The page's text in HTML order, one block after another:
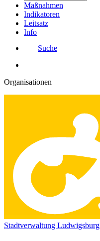
Maßnahmen
Indikatoren
Leitsatz
Info
Suche
Organisationen
Stadtverwaltung Ludwigsburg